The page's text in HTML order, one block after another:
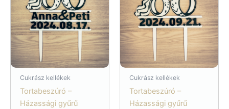
Cukrász kellékek
Tortabeszúró –
Házassági gyűrű
Cukrász kellékek
Tortabeszúró –
Házassági gyűrű